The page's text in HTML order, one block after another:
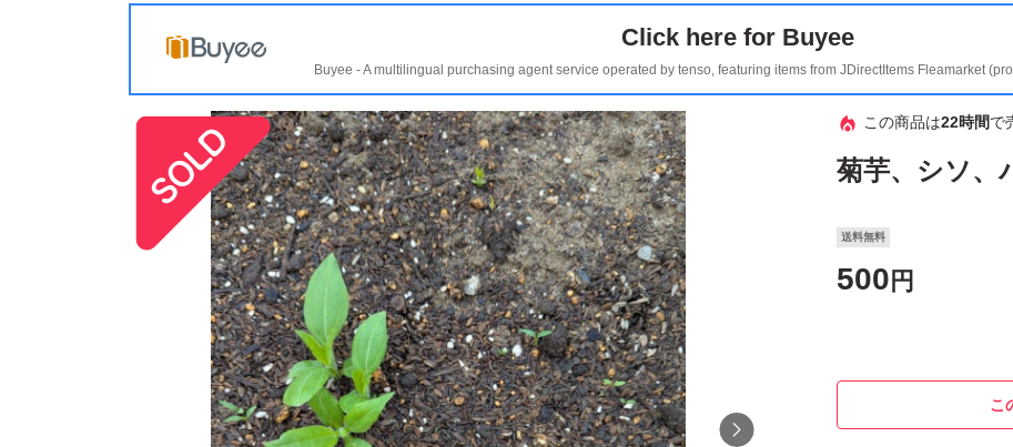
Click here for Buyee
Buyee - A multilingual purchasing agent service operated by tenso, featuring items from JDirectItems Fleamarket
この商品は22時間で
菊芋、シソ
送料無料
500 円
こ